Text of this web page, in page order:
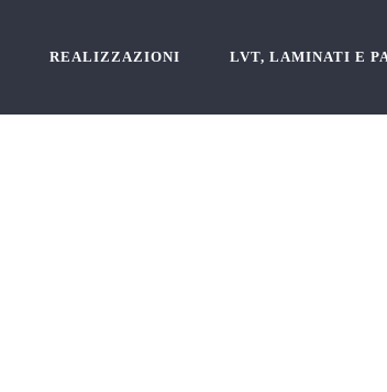
REALIZZAZIONI LVT, LAMINATI E